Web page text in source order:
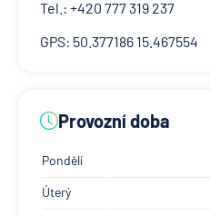
Tel.: +420 777 319 237
GPS: 50.377186 15.467554
Provozní doba
Pondělí
Úterý